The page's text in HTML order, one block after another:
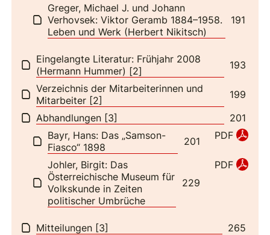
191
Greger, Michael J. und Johann
Verhovsek: Viktor Geramb 1884–1958.
Leben und Werk (Herbert Nikitsch)
193
Eingelangte Literatur: Frühjahr 2008
(Hermann Hummer) [2]
199
Verzeichnis der Mitarbeiterinnen und
Mitarbeiter [2]
201
Abhandlungen [3]
PDF
201
Bayr, Hans: Das „Samson-
Fiasco“ 1898
PDF
229
Johler, Birgit: Das
Österreichische Museum für
Volkskunde in Zeiten
politischer Umbrüche
265
Mitteilungen [3]